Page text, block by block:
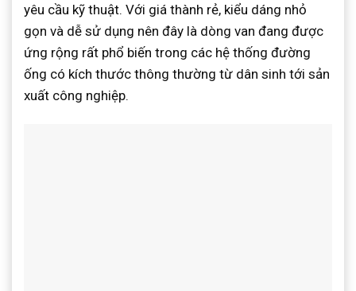
yêu cầu kỹ thuật. Với giá thành rẻ, kiểu dáng nhỏ
gọn và dễ sử dụng nên đây là dòng van đang được
ứng rộng rất phổ biến trong các hệ thống đường
ống có kích thước thông thường từ dân sinh tới sản
xuất công nghiệp.